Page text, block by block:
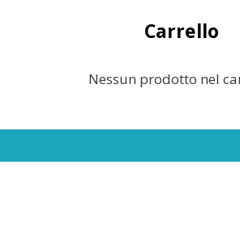
Carrello
Nessun prodotto nel